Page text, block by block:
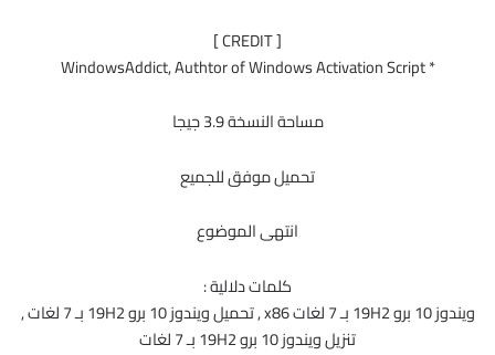
مساحة النسخة 3.9 جيجا
تحميل موفق للجميع
انتهى الموضوع
ويندوز 10 برو 19H2 بـ 7 لغات x86 , تحميل ويندوز 10 برو 19H2 بـ 7 لغات ,